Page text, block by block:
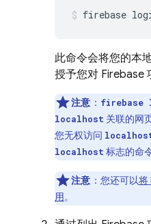
firebase
此命令会将您的本
授予您对 Firebase
注意 ： firebase
localhost 关联的网
您无权访问
localhost 标志的命令
注意 ：您还可以将
用。